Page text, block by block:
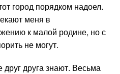
город порядком надоел.
меня в
к малой родине, но с
не могут.
друга знают. Весьма